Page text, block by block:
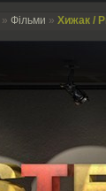
» Фільми » Хижак /